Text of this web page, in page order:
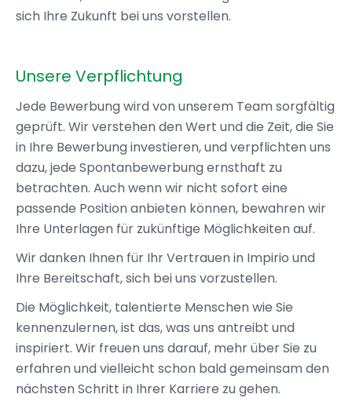
sich Ihre Zukunft bei uns vorstellen.
Unsere Verpflichtung
Jede Bewerbung wird von unserem Team sorgfältig
geprüft. Wir verstehen den Wert und die Zeit, die Sie
in Ihre Bewerbung investieren, und verpflichten uns
dazu, jede Spontanbewerbung ernsthaft zu
betrachten. Auch wenn wir nicht sofort eine
passende Position anbieten können, bewahren wir
Ihre Unterlagen für zukünftige Möglichkeiten auf.
Wir danken Ihnen für Ihr Vertrauen in Impirio und
Ihre Bereitschaft, sich bei uns vorzustellen.
Die Möglichkeit, talentierte Menschen wie Sie
kennenzulernen, ist das, was uns antreibt und
inspiriert. Wir freuen uns darauf, mehr über Sie zu
erfahren und vielleicht schon bald gemeinsam den
nächsten Schritt in Ihrer Karriere zu gehen.